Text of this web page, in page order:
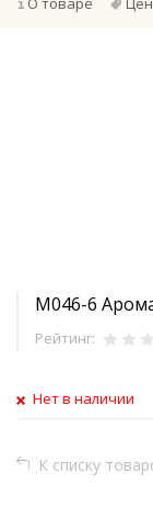
M046-6
Рейтинг:
Нет в наличии
К списку